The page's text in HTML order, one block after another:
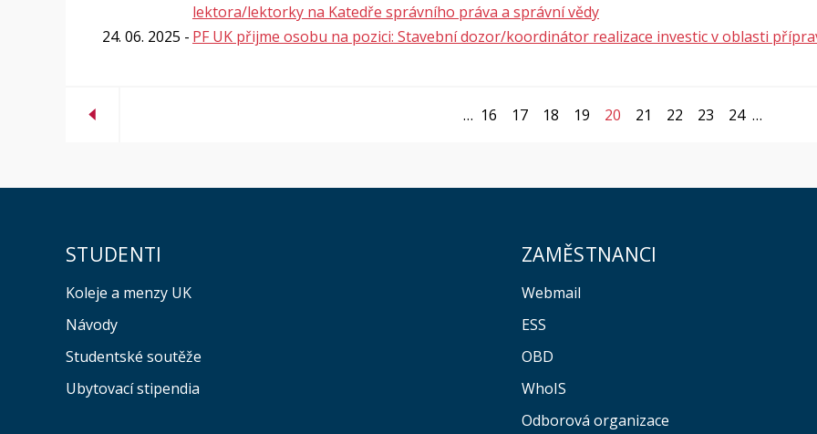
lektora/lektorky na Katedře správního práva a správní vědy
24. 06. 2025
PF UK přijme osobu na pozici: Stavební dozor/koordinátor realizace investic v oblasti
… 16 17 18 19 20 21 22 23 24 …
STUDENTI
Koleje a menzy UK
Návody
Studentské soutěže
Ubytovací stipendia
ZAMĚSTNANCI
Webmail
ESS
OBD
WhoIS
Odborová organizace